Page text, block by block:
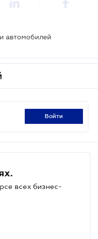
автомобилей
войти
всех бизнес-